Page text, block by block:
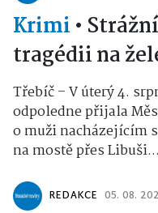
Krimi •
tragédii na
Třebíč – V úterý 4.
odpoledne přijala
o muži nacházejícím
na mostě přes Libuši...
REDAKCE 05. 08.